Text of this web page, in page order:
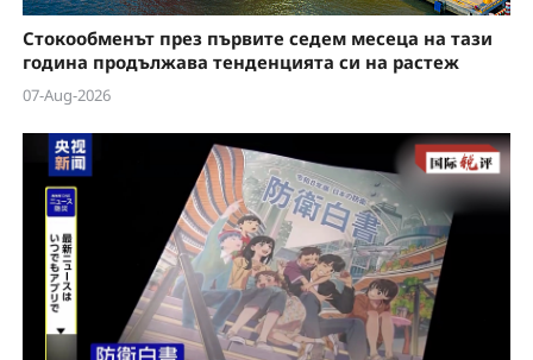
Стокообменът през първите седем месеца на тази
година продължава тенденцията си на растеж
07-Aug-2026